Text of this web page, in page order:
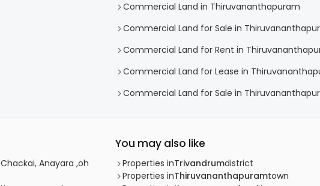
Commercial Land in Thiruvananthapuram
Commercial Land for Sale in
Commercial Land for Rent in
Commercial Land for Lease in
Commercial Land for Sale in
Anayara ,oh
You may also like
Properties inTrivandrumdistrict
Properties inThiruvananthapuramtown